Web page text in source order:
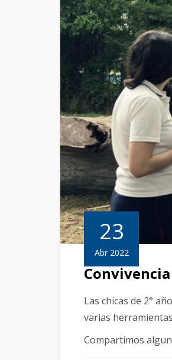
23
Abr 2022
Convivencia
Las chicas de 2°
varias
Compartimos